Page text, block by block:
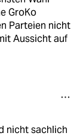
GroKo
Parteien nicht
Aussicht auf
nicht sachlich